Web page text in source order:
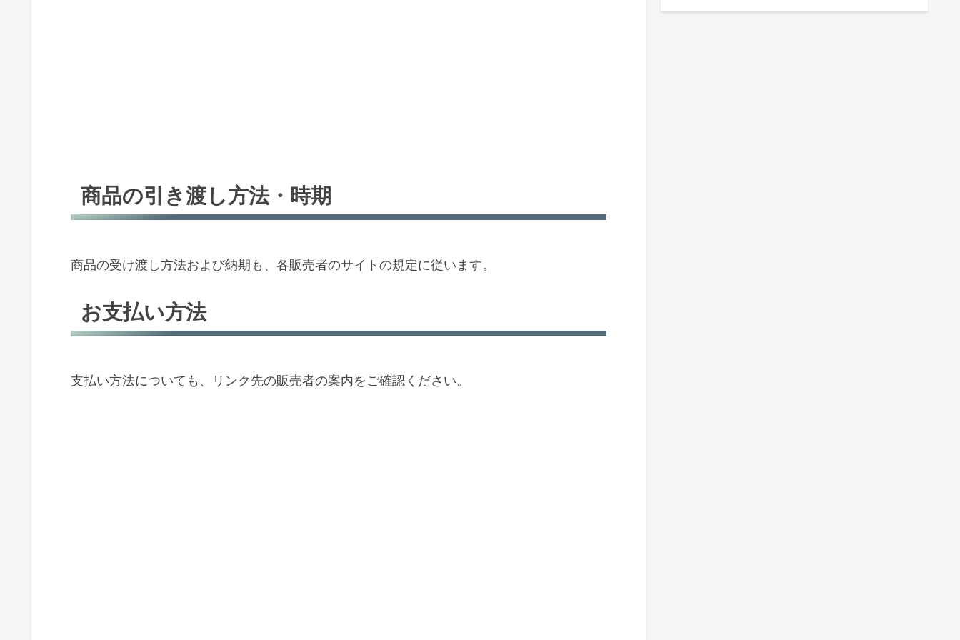
商品の引き渡し方法・時期
商品の受け渡し方法および納期も、各販売者のサイトの規定に従います。
お支払い方法
支払い方法についても、リンク先の販売者の案内をご確認ください。